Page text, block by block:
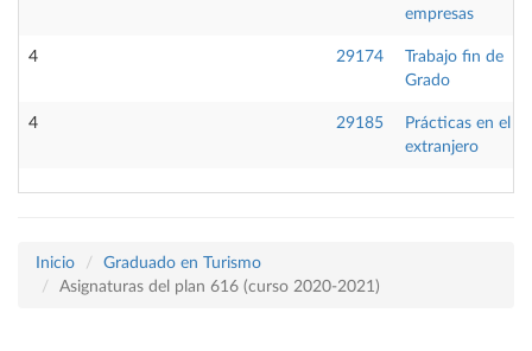
empresas
4 29174
Trabajo fin de
Grado
4 29185
Prácticas en el
extranjero
Inicio
Graduado en Turismo
Asignaturas del plan 616 (curso 2020-2021)